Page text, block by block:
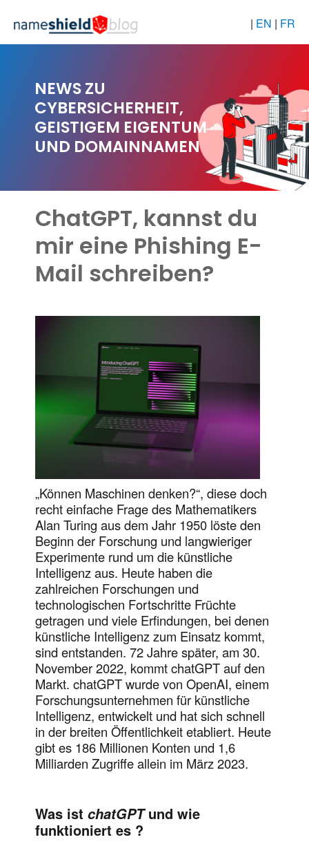
| EN | FR
NEWS ZU
CYBERSICHERHEIT,
GEISTIGEM EIGENTUM
UND DOMAINNAMEN
ChatGPT, kannst du
mir eine Phishing E-
Mail schreiben?
„Können Maschinen denken?“, diese doch
recht einfache Frage des Mathematikers
Alan Turing aus dem Jahr 1950 löste den
Beginn der Forschung und langwieriger
Experimente rund um die künstliche
Intelligenz aus. Heute haben die
zahlreichen Forschungen und
technologischen Fortschritte Früchte
getragen und viele Erfindungen, bei denen
künstliche Intelligenz zum Einsatz kommt,
sind entstanden. 72 Jahre später, am 30.
November 2022, kommt chatGPT auf den
Markt. chatGPT wurde von OpenAI, einem
Forschungsunternehmen für künstliche
Intelligenz, entwickelt und hat sich schnell
in der breiten Öffentlichkeit etabliert. Heute
gibt es 186 Millionen Konten und 1,6
Milliarden Zugriffe allein im März 2023.
Was istchatGPTund wie
funktioniert es ?